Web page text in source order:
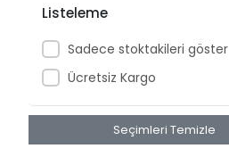
Anka Özel Ürün
Ankara Okulu
Anonim
Antrenman Yayıncılık
Listeleme
Sadece stoktakileri göster
Ücretsiz Kargo
Seçimleri Temizle